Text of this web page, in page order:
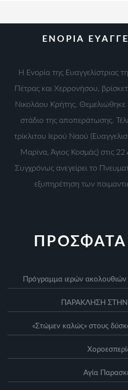
ΕΝΟΡΙΑ
Η Ενορία της Ευαγγελίστριας
Πέτρας και Χερρονήσου,
Νικολάου Κρήτης. Θεμελιώθηκε
στάδιο της αποπεράτωσης.
τρίκλιτου Ιερού Ναού
Μαρίνα, Άγιος Κοσμάς) στις
Συγχρόνως ανεγείρει το
εξυπηρέτηση των
Πρόγραμμα ιερών
ΠΑΡΑΚΛΗΣΗ
«Στώμεν καλώς» στους
Αγία